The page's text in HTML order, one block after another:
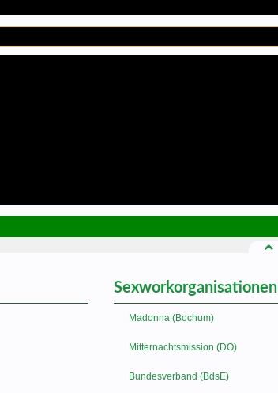
Sexworkorganisationen
Madonna (Bochum)
Mitternachtsmission (DO)
Bundesverband (BdsE)